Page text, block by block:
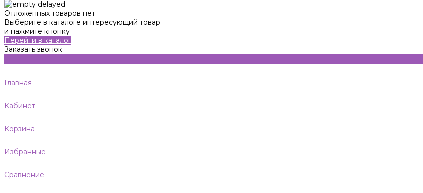
Отложенных товаров нет
Выберите в каталоге интересующий товар
и нажмите кнопку
Перейти в каталог
Заказать звонок
Главная
Кабинет
Корзина
Избранные
Сравнение